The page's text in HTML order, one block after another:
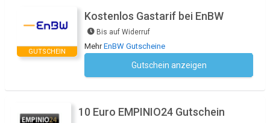
GUTSCHEIN
Kostenlos Gastarif bei EnBW
Bis auf Widerruf
MehrEnBW Gutscheine
Gutschein anzeigen
10 Euro EMPINIO24 Gutschein